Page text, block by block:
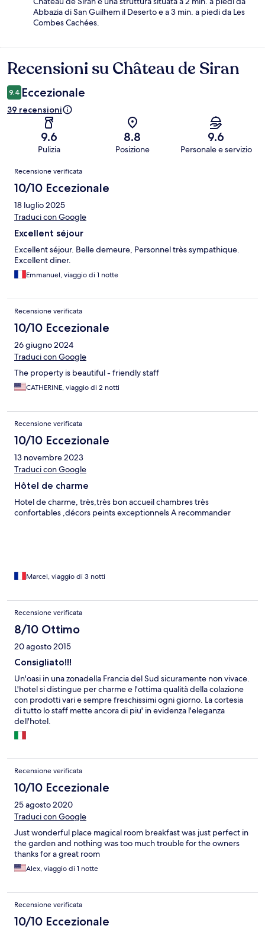
Abbazia di San Guilhem il Deserto e a 3 min. a piedi da Les
Combes Cachées.
Recensioni
Recensioni su Château de Siran
9.4 Eccezionale
39 recensioni
9.6
Pulizia
8.8
Posizione
9.6
Personale e servizio
Recensioni
Recensione verificata
10/10 Eccezionale
18 luglio 2025
Traduci con Google
Excellent séjour
Excellent séjour. Belle demeure, Personnel très sympathique.
Excellent diner.
Emmanuel, viaggio di 1 notte
Recensione verificata
10/10 Eccezionale
26 giugno 2024
Traduci con Google
The property is beautiful - friendly staff
CATHERINE, viaggio di 2 notti
Recensione verificata
10/10 Eccezionale
13 novembre 2023
Traduci con Google
Hôtel de charme
Hotel de charme, très,très bon accueil chambres très
confortables ,décors peints exceptionnels A recommander
Marcel, viaggio di 3 notti
Recensione verificata
8/10 Ottimo
20 agosto 2015
Consigliato!!!
Un'oasi in una zonadella Francia del Sud sicuramente non vivace.
L'hotel si distingue per charme e l'ottima qualità della colazione
con prodotti vari e sempre freschissimi ogni giorno. La cortesia
di tutto lo staff mette ancora di piu' in evidenza l'eleganza
dell'hotel.
Recensione verificata
10/10 Eccezionale
25 agosto 2020
Traduci con Google
Just wonderful place magical room breakfast was just perfect in
the garden and nothing was too much trouble for the owners
thanks for a great room
Alex, viaggio di 1 notte
Recensione verificata
10/10 Eccezionale